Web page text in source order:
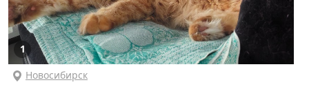
1
Новосибирск